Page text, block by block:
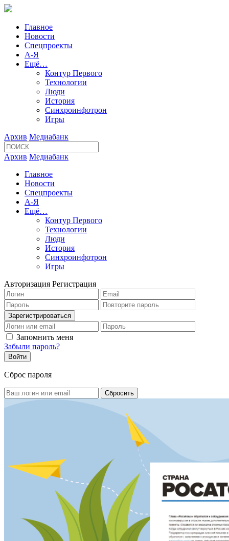
Главное
Новости
Спецпроекты
А-Я
Ещё…
Контур Первого
Технологии
Люди
История
Синхроинфотрон
Игры
Архив Медиабанк
Архив Медиабанк
Главное
Новости
Спецпроекты
А-Я
Ещё…
Контур Первого
Технологии
Люди
История
Синхроинфотрон
Игры
Авторизация Регистрация
Запомнить меня
Забыли пароль?
Сброс пароля